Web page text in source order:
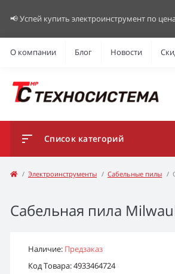
📢 Успей купить электроинструмент по
О компании Блог Новости
Список категорий
Электроинструменты Сабельные пилы
Сабельная пила
Наличие: Предзаказ
Код Товара: 4933464724